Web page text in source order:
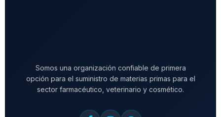
Somos una organización confiable de primera
opción para el suministro de materias primas para el
sector farmacéutico, veterinario y cosmético.